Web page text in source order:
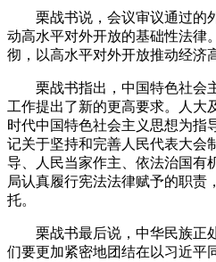
栗战书说，会议审议通过的
动高水平对外开放的基础性法律
彻，以高水平对外开放推动经济
栗战书指出，中国特色社会
工作提出了新的更高要求。人大
时代中国特色社会主义思想为指
记关于坚持和完善人民代表大会
导、人民当家作主、依法治国有
局认真履行宪法法律赋予的职责
托。
栗战书最后说，中华民族正
们要更加紧密地团结在以习近平